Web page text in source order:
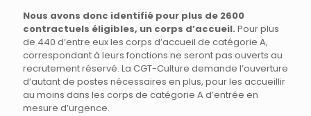
Nous avons donc identifié pour plus de 2600
contractuels éligibles, un corps d’accueil. Pour plus
de 440 d’entre eux les corps d’accueil de catégorie A,
correspondant à leurs fonctions ne seront pas ouverts au
recrutement réservé. La CGT-Culture demande l’ouverture
d’autant de postes nécessaires en plus, pour les accueillir
au moins dans les corps de catégorie A d’entrée en
mesure d’urgence.